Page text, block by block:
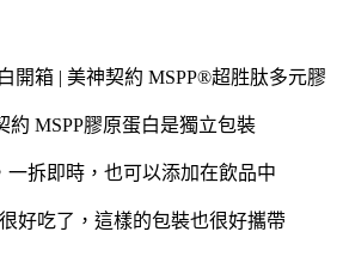
約 MSPP膠原蛋白是獨立包裝
一拆即時，也可以添加在飲品中
好吃了，這樣的包裝也很好攜帶